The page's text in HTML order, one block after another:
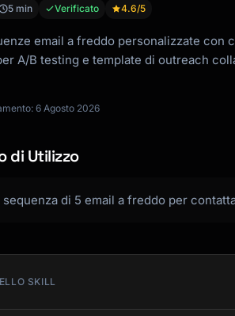
5 min Verificato 4.6/5
email a freddo personalizzate con
A/B testing e template di outreach
6 Agosto 2026
di Utilizzo
sequenza di 5 email a freddo per
SKILL